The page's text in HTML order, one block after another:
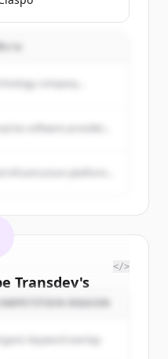
บาย
company...
Transdev's
all
</>
REASON
keyword overlap